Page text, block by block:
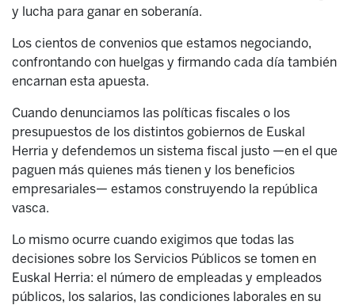
y lucha para ganar en soberanía.
Los cientos de convenios que estamos negociando,
confrontando con huelgas y firmando cada día también
encarnan esta apuesta.
Cuando denunciamos las políticas fiscales o los
presupuestos de los distintos gobiernos de Euskal
Herria y defendemos un sistema fiscal justo —en el que
paguen más quienes más tienen y los beneficios
empresariales— estamos construyendo la república
vasca.
Lo mismo ocurre cuando exigimos que todas las
decisiones sobre los Servicios Públicos se tomen en
Euskal Herria: el número de empleadas y empleados
públicos, los salarios, las condiciones laborales en su